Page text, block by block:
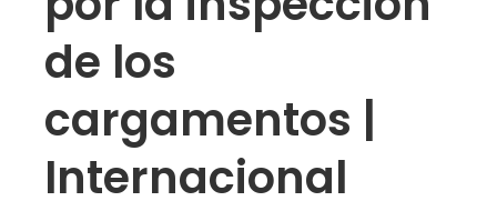
de los
cargamentos |
Internacional